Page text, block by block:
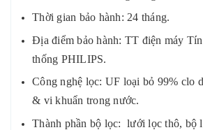
Thời gian bảo hành: 24 tháng.
Địa điểm bảo hành: TT điện máy
thống PHILIPS.
Công nghệ lọc: UF loại bỏ 99% clo
& vi khuẩn trong nước.
Thành phần bộ lọc: lưới lọc thô, bộ